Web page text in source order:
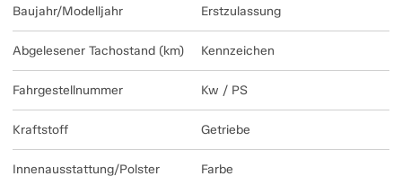
Baujahr/Modelljahr Erstzulassung
Abgelesener Tachostand (km) Kennzeichen
Fahrgestellnummer Kw / PS
Kraftstoff Getriebe
Innenausstattung/Polster Farbe